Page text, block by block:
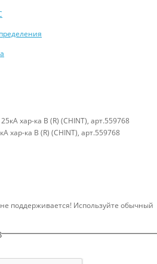
хар-ка B (R) (CHINT), арт.559768
поддерживается! Используйте обычный